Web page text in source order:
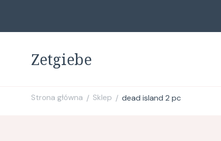
Zetgiebe
Strona główna / Sklep / dead island 2 pc